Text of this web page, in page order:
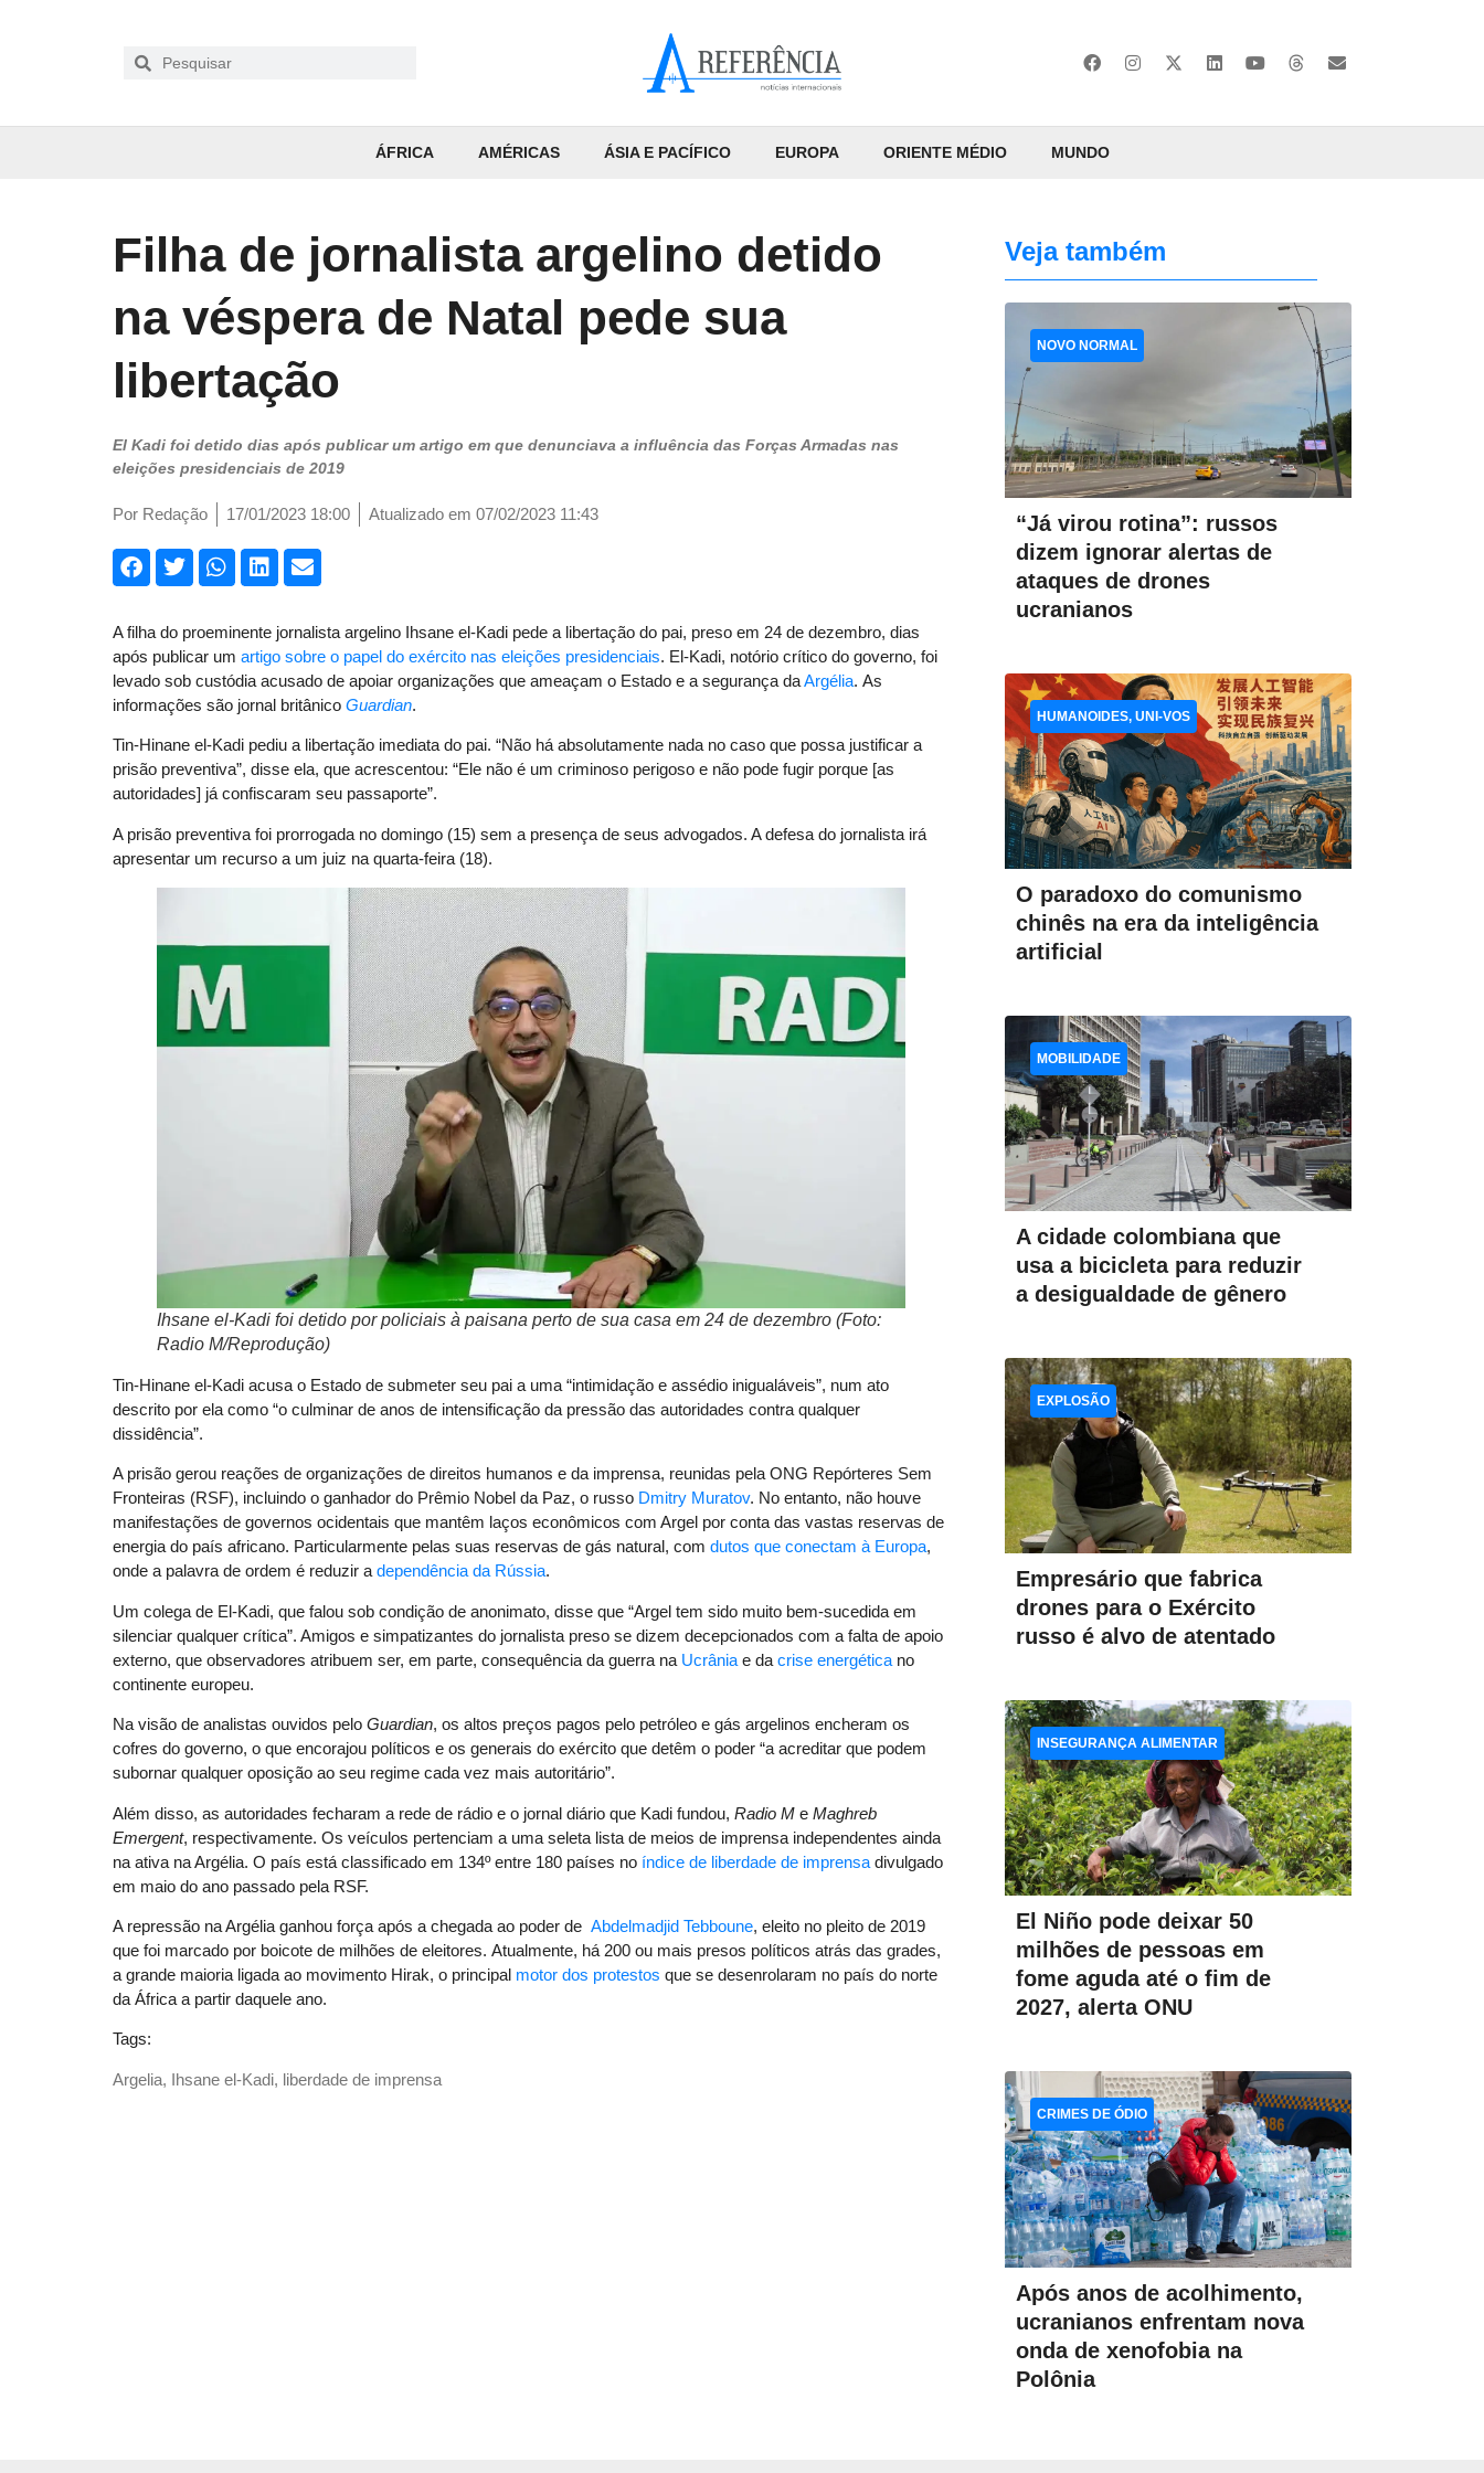
ÁFRICA AMÉRICAS ÁSIA E PACÍFICO EUROPA ORIENTE MÉDIO MUNDO
Filha de jornalista argelino detido
na véspera de Natal pede sua
libertação
El Kadi foi detido dias após publicar um artigo em que denunciava a influência das Forças Armadas nas
eleições presidenciais de 2019
Por Redação 17/01/2023 18:00 Atualizado em 07/02/2023 11:43
A filha do proeminente jornalista argelino Ihsane el-Kadi pede a libertação do pai, preso em 24 de dezembro, dias
após publicar um artigo sobre o papel do exército nas eleições presidenciais. El-Kadi, notório crítico do governo, foi
levado sob custódia acusado de apoiar organizações que ameaçam o Estado e a segurança daArgélia. As
informações são jornal britânico Guardian.
Tin-Hinane el-Kadi pediu a libertação imediata do pai. “Não há absolutamente nada no caso que possa justificar a
prisão preventiva”, disse ela, que acrescentou: “Ele não é um criminoso perigoso e não pode fugir porque [as
autoridades] já confiscaram seu passaporte”.
A prisão preventiva foi prorrogada no domingo (15) sem a presença de seus advogados. A defesa do jornalista irá
apresentar um recurso a um juiz na quarta-feira (18).
Ihsane el-Kadi foi detido por policiais à paisana perto de sua casa em 24 de dezembro (Foto:
Radio M/Reprodução)
Tin-Hinane el-Kadi acusa o Estado de submeter seu pai a uma “intimidação e assédio inigualáveis”, num ato
descrito por ela como “o culminar de anos de intensificação da pressão das autoridades contra qualquer
dissidência”.
A prisão gerou reações de organizações de direitos humanos e da imprensa, reunidas pela ONG Repórteres Sem
Fronteiras (RSF), incluindo o ganhador do Prêmio Nobel da Paz, o russo Dmitry Muratov. No entanto, não houve
manifestações de governos ocidentais que mantêm laços econômicos com Argel por conta das vastas reservas de
energia do país africano. Particularmente pelas suas reservas de gás natural, com dutos que conectam à Europa,
onde a palavra de ordem é reduzir adependência da Rússia.
Um colega de El-Kadi, que falou sob condição de anonimato, disse que “Argel tem sido muito bem-sucedida em
silenciar qualquer crítica”. Amigos e simpatizantes do jornalista preso se dizem decepcionados com a falta de apoio
externo, que observadores atribuem ser, em parte, consequência da guerra na Ucrânia e da crise energética no
continente europeu.
Na visão de analistas ouvidos pelo Guardian, os altos preços pagos pelo petróleo e gás argelinos encheram os
cofres do governo, o que encorajou políticos e os generais do exército que detêm o poder “a acreditar que podem
subornar qualquer oposição ao seu regime cada vez mais autoritário”.
Além disso, as autoridades fecharam a rede de rádio e o jornal diário que Kadi fundou, Radio M e Maghreb
Emergent, respectivamente. Os veículos pertenciam a uma seleta lista de meios de imprensa independentes ainda
na ativa na Argélia. O país está classificado em 134º entre 180 países no índice de liberdade de imprensa divulgado
em maio do ano passado pela RSF.
A repressão na Argélia ganhou força após a chegada ao poder de Abdelmadjid Tebboune, eleito no pleito de 2019
que foi marcado por boicote de milhões de eleitores. Atualmente, há 200 ou mais presos políticos atrás das grades,
a grande maioria ligada ao movimento Hirak, o principal motor dos protestos que se desenrolaram no país do norte
da África a partir daquele ano.
Tags:
Argelia, Ihsane el-Kadi, liberdade de imprensa
Veja também
“Já virou rotina”: russos
dizem ignorar alertas de
ataques de drones
ucranianos
NOVO NORMAL
O paradoxo do comunismo
chinês na era da inteligência
artificial
HUMANOIDES, UNI-VOS
A cidade colombiana que
usa a bicicleta para reduzir
a desigualdade de gênero
MOBILIDADE
Empresário que fabrica
drones para o Exército
russo é alvo de atentado
EXPLOSÃO
El Niño pode deixar 50
milhões de pessoas em
fome aguda até o fim de
2027, alerta ONU
INSEGURANÇA ALIMENTAR
Após anos de acolhimento,
ucranianos enfrentam nova
onda de xenofobia na
Polônia
CRIMES DE ÓDIO